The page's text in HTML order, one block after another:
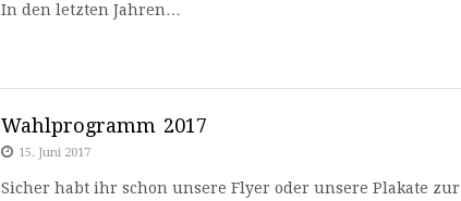
In den letzten Jahren…
Wahlprogramm 2017
15. Juni 2017
Sicher habt ihr schon unsere Flyer oder unsere Plakate zur